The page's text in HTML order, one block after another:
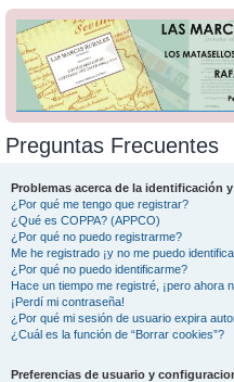
Preguntas Frecuentes
Problemas acerca de la identificación
¿Por qué me tengo que registrar?
¿Qué es COPPA? (APPCO)
¿Por qué no puedo registrarme?
Me he registrado ¡y no me puedo
¿Por qué no puedo identificarme?
Hace un tiempo me registré, ¡pero ahora
¡Perdí mi contraseña!
¿Por qué mi sesión de usuario expira
¿Cuál es la función de “Borrar cookies”?
Preferencias de usuario y